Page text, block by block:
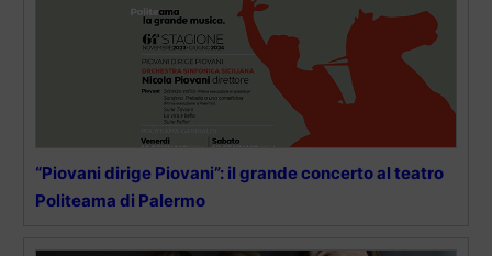
“Piovani dirige Piovani”: il grande concerto al teatro
Politeama di Palermo